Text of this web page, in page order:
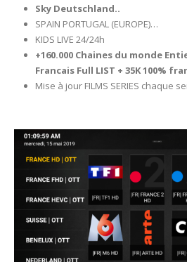
Sky Deutschland..
SPAIN PORTUGAL (EUROPE)…
KIDS LIVE 24/24h
+160.000 Chaines du monde
Francais Full LIST + 35K 100%
Mise à jour FILMS SERIES chaque